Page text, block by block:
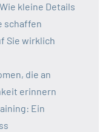
kleine Details
schaffen
Sie wirklich
die an
erinnern
Ein